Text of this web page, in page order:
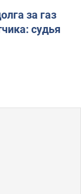
за газ
судья